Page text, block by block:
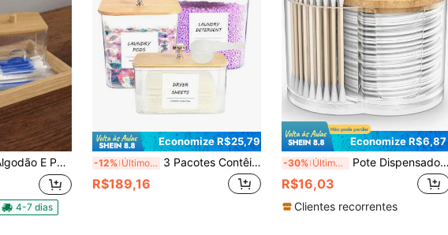
De Bambu Organizador De Espaço
4-7 dias
Economize R$25,79
-12% Últimos 3 dias 3 Pacotes Contêineres de Armazenamento para Organização da Lavanderia, Recipiente Transparente de Plástico para Cápsulas de Lavagem e Frascos com Tampa, Conchas e Rótulos para Detergente, Pó, Bolinhas de Secagem, Miçangas
R$189,16
Economize R$6,87
-30% Últimos 2 dias Pote Dispensador de Cotonetes, Organizador de Banheiro Estilo Farmácia - Pote de Plástico Transparente para Cotonetes, Algodão, Almofadas de Maquiagem
R$16,03
Clientes recorrentes